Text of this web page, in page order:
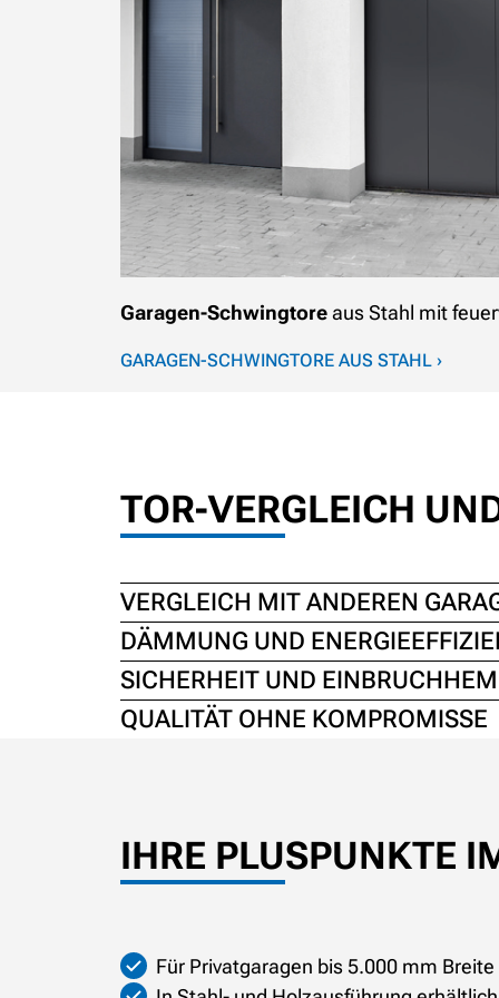
Garagen-Schwingtoreaus Stahl mit
GARAGEN-SCHWINGTORE AUS STAHL ›
TOR-VERGLEICH
VERGLEICH MIT ANDEREN
DÄMMUNG UND
SICHERHEIT UND
QUALITÄT OHNE KOMPROMISSE
IHRE PLUSPUNKTE
Für Privatgaragen bis 5.000 mm Breite